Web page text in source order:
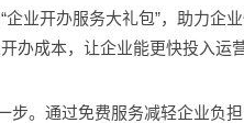
业开办服务大礼包”，助力企
办成本，让企业能更快投入运
步。通过免费服务减轻企业负